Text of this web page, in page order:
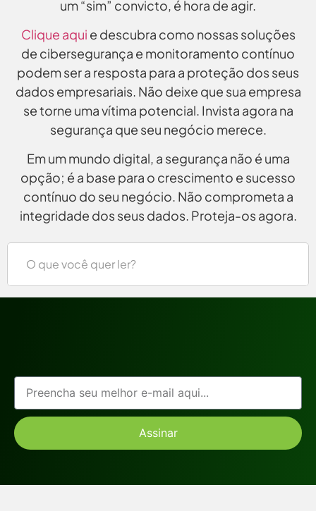
um “sim” convicto, é hora de agir.
Clique aqui e descubra como nossas soluções
de cibersegurança e monitoramento contínuo
podem ser a resposta para a proteção dos seus
dados empresariais. Não deixe que sua empresa
se torne uma vítima potencial. Invista agora na
segurança que seu negócio merece.
Em um mundo digital, a segurança não é uma
opção; é a base para o crescimento e sucesso
contínuo do seu negócio. Não comprometa a
integridade dos seus dados. Proteja-os agora.
Assinar